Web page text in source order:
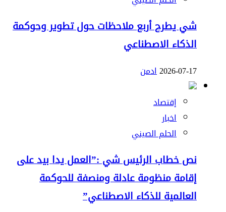
شي يطرح أربع ملاحظات حول تطوير وحوكمة
الذكاء الاصطناعي
2026-07-17ادمن
إقتصاد
اخبار
الحلم الصيني
نص خطاب الرئيس شي :”العمل يدا بيد على
إقامة منظومة عادلة ومنصفة للحوكمة
العالمية للذكاء الاصطناعي”